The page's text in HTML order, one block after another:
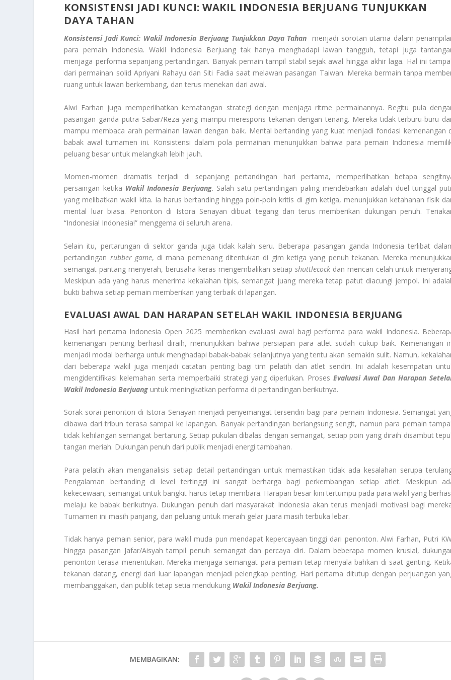
KONSISTENSI JADI KUNCI: WAKIL INDONESIA BERJUANG TUNJUKKAN
DAYA TAHAN
Konsistensi Jadi Kunci: Wakil Indonesia Berjuang Tunjukkan Daya Tahan
menjadi sorotan utama dalam
para pemain Indonesia. Wakil Indonesia Berjuang tak hanya menghadapi lawan tangguh, tetapi juga
menjaga performa sepanjang pertandingan. Banyak pemain tampil stabil sejak awal hingga akhir laga. Hal ini
dari permainan solid Apriyani Rahayu dan Siti Fadia saat melawan pasangan Taiwan. Mereka bermain tanpa
ruang untuk lawan berkembang, dan terus menekan dari awal.
Alwi Farhan juga memperlihatkan kematangan strategi dengan menjaga ritme permainannya. Begitu pula
pasangan ganda putra Sabar/Reza yang mampu merespons tekanan dengan tenang. Mereka tidak terburu-buru
mampu membaca arah permainan lawan dengan baik. Mental bertanding yang kuat menjadi fondasi kemenangan
babak awal turnamen ini. Konsistensi dalam pola permainan menunjukkan bahwa para pemain Indonesia
peluang besar untuk melangkah lebih jauh.
Momen-momen dramatis terjadi di sepanjang pertandingan hari pertama, memperlihatkan betapa
persaingan ketika Wakil Indonesia Berjuang. Salah satu pertandingan paling mendebarkan adalah duel tunggal
yang melibatkan wakil kita. Ia harus bertanding hingga poin-poin kritis di gim ketiga, menunjukkan ketahanan fisik
mental luar biasa. Penonton di Istora Senayan dibuat tegang dan terus memberikan dukungan penuh.
“Indonesia! Indonesia!” menggema di seluruh arena.
Selain itu, pertarungan di sektor ganda juga tidak kalah seru. Beberapa pasangan ganda Indonesia terlibat
pertandingan rubber game, di mana pemenang ditentukan di gim ketiga yang penuh tekanan. Mereka
semangat pantang menyerah, berusaha keras mengembalikan setiap shuttlecockdan mencari celah untuk
Meskipun ada yang harus menerima kekalahan tipis, semangat juang mereka tetap patut diacungi jempol. Ini
bukti bahwa setiap pemain memberikan yang terbaik di lapangan.
EVALUASI AWAL DAN HARAPAN SETELAH WAKIL INDONESIA BERJUANG
Hasil hari pertama Indonesia Open 2025 memberikan evaluasi awal bagi performa para wakil Indonesia.
kemenangan penting berhasil diraih, menunjukkan bahwa persiapan para atlet sudah cukup baik. Kemenangan
menjadi modal berharga untuk menghadapi babak-babak selanjutnya yang tentu akan semakin sulit. Namun,
dari beberapa wakil juga menjadi catatan penting bagi tim pelatih dan atlet sendiri. Ini adalah kesempatan
mengidentifikasi kelemahan serta memperbaiki strategi yang diperlukan. ProsesEvaluasi Awal Dan Harapan
Wakil Indonesia Berjuang untuk meningkatkan performa di pertandingan berikutnya.
Sorak-sorai penonton di Istora Senayan menjadi penyemangat tersendiri bagi para pemain Indonesia. Semangat
dibawa dari tribun terasa sampai ke lapangan. Banyak pertandingan berlangsung sengit, namun para pemain
tidak kehilangan semangat bertarung. Setiap pukulan dibalas dengan semangat, setiap poin yang diraih disambut
tangan meriah. Dukungan penuh dari publik menjadi energi tambahan.
Para pelatih akan menganalisis setiap detail pertandingan untuk memastikan tidak ada kesalahan serupa
Pengalaman bertanding di level tertinggi ini sangat berharga bagi perkembangan setiap atlet. Meskipun
kekecewaan, semangat untuk bangkit harus tetap membara. Harapan besar kini tertumpu pada para wakil yang
melaju ke babak berikutnya. Dukungan penuh dari masyarakat Indonesia akan terus menjadi motivasi bagi
Turnamen ini masih panjang, dan peluang untuk meraih gelar juara masih terbuka lebar.
Tidak hanya pemain senior, para wakil muda pun mendapat kepercayaan tinggi dari penonton. Alwi Farhan, Putri
hingga pasangan Jafar/Aisyah tampil penuh semangat dan percaya diri. Dalam beberapa momen krusial,
penonton terasa menentukan. Mereka menjaga semangat para pemain tetap menyala bahkan di saat genting.
tekanan datang, energi dari luar lapangan menjadi pelengkap penting. Hari pertama ditutup dengan perjuangan
membanggakan, dan publik tetap setia mendukung Wakil Indonesia Berjuang.
MEMBAGIKAN: